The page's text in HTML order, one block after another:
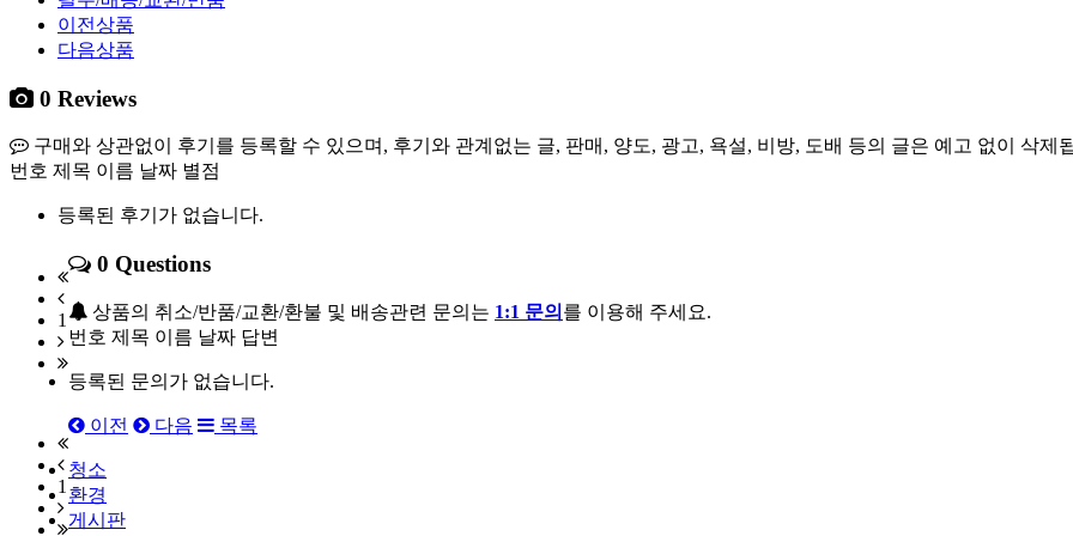
이전상품
다음상품
0 Reviews
구매와 상관없이 후기를 등록할 수 있으며, 후기와 관계없는 글, 판매, 양도, 광고, 욕설, 비방, 도배 등의 글은 예고 없이 삭제
번호 제목 이름 날짜 별점
등록된 후기가 없습니다.
1
0 Questions
상품의 취소/반품/교환/환불 및 배송관련 문의는 1:1 문의 를 이용해 주세요.
번호 제목 이름 날짜 답변
등록된 문의가 없습니다.
1
이전 다음 목록
청소
환경
게시판